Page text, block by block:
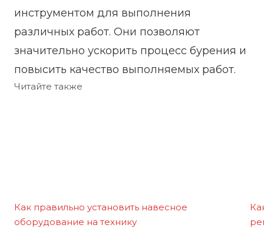
инструментом для выполнения
различных работ. Они позволяют
значительно ускорить процесс бурения и
повысить качество выполняемых работ.
Читайте также
Как правильно установить навесное
оборудование на технику